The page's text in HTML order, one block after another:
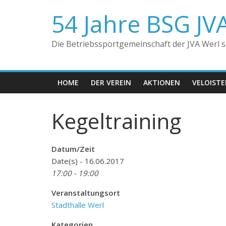
54 Jahre BSG
Die Betriebssportgemeinschaft der JVA Werl
HOME DER VEREIN AKTIONEN
Kegeltraining
Datum/Zeit
Date(s) - 16.06.2017
17:00 - 19:00
Veranstaltungsort
Stadthalle Werl